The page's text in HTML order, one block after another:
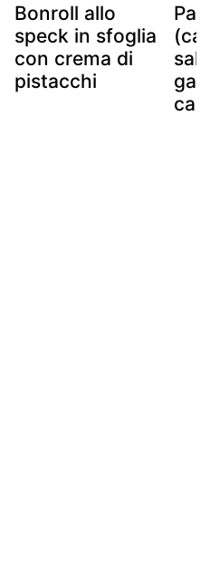
Bonroll allo
speck in sfoglia
con crema di
pistacchi